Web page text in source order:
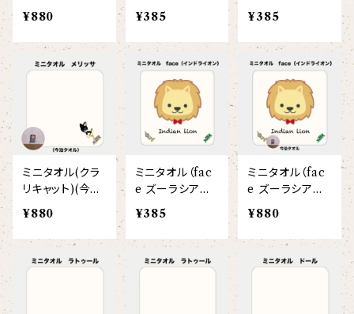
ル)
¥880
¥385
¥385
ミニタオル(クラ
リキャット)(今治
¥880
ミニタオル（fac
e ズーラシアン
ブラス）
¥385
ミニタオル（fac
e ズーラシアン
オル）
¥880